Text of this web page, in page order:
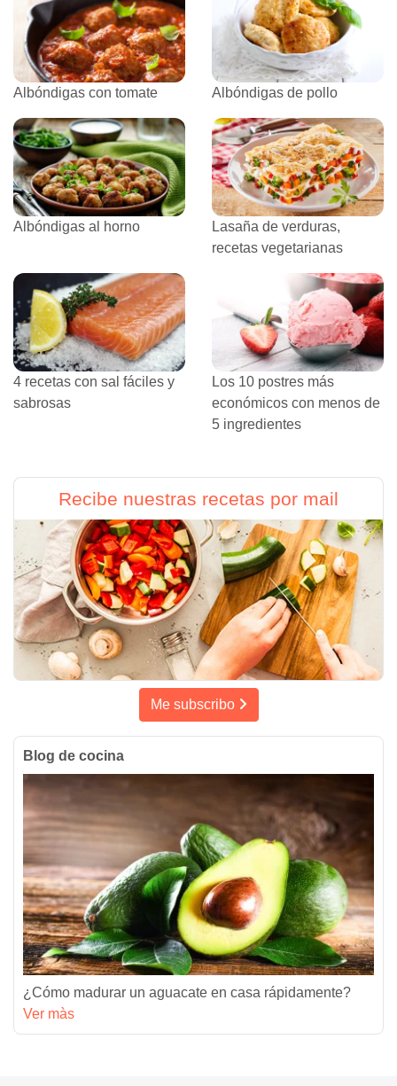
Albóndigas con tomate Albóndigas de pollo
Albóndigas al horno
Lasaña de verduras,
recetas vegetarianas
4 recetas con sal fáciles y
sabrosas
Los 10 postres más
económicos con menos de
5 ingredientes
Recibe nuestras recetas por mail
Me subscribo
Blog de cocina
¿Cómo madurar un aguacate en casa rápidamente?
Ver màs